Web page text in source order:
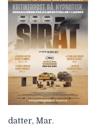
datter, Mar.